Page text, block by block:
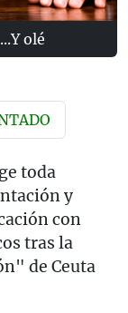
olé
toda
y
con
tras la
de Ceuta